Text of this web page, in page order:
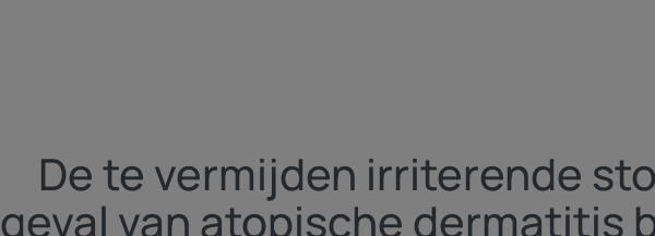
De te vermijden irriterende
geval van atopische dermatitis